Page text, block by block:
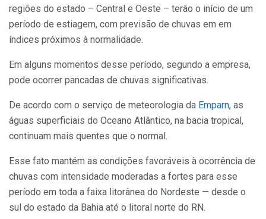
regiões do estado – Central e Oeste – terão o início de um
período de estiagem, com previsão de chuvas em em
índices próximos à normalidade.
Em alguns momentos desse período, segundo a empresa,
pode ocorrer pancadas de chuvas significativas.
De acordo com o serviço de meteorologia da Emparn, as
águas superficiais do Oceano Atlântico, na bacia tropical,
continuam mais quentes que o normal.
Esse fato mantém as condições favoráveis à ocorrência de
chuvas com intensidade moderadas a fortes para esse
período em toda a faixa litorânea do Nordeste — desde o
sul do estado da Bahia até o litoral norte do RN.